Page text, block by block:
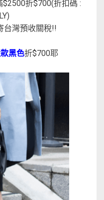
$2500折$700(折扣碼 :
台灣預收關稅!!
黑色折$700耶